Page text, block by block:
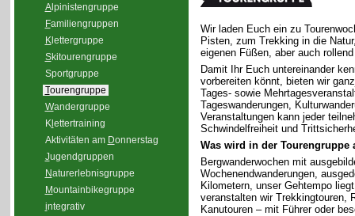
Alpinistengruppe
Familiengruppen
Klettergruppe
Skitourengruppe
Sportgruppe
Tourengruppe
Wandergruppe
Kl ettertraining
Aktivitäten am Donnerstag
Jugendgruppen
Naturerlebnisgruppe
Mountainbikegruppe
integrativ
Wir laden Euch ein zu
Pisten, zum Trekking in die
eigenen Füßen, aber auch
Damit Ihr Euch untereinander
vorbereiten könnt, bieten wir
Tages- sowie
Tageswanderungen,
Veranstaltungen kann jeder
Schwindelfreiheit und
Was wird in der Tourengruppe
Bergwanderwochen mit
Wochenendwanderungen,
Kilometern, unser Gehtempo
veranstalten wir Trekkingtouren,
Kanutouren – mit Führer oder